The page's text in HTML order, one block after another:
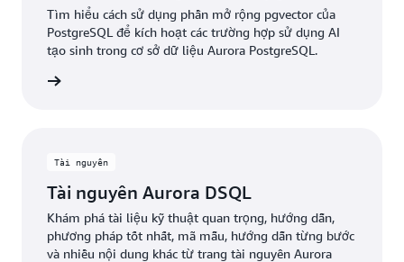
Tìm hiểu cách sử dụng phần mở rộng pgvector của
PostgreSQL để kích hoạt các trường hợp sử dụng AI
tạo sinh trong cơ sở dữ liệu Aurora PostgreSQL.
Tài nguyên
Tài nguyên Aurora DSQL
Khám phá tài liệu kỹ thuật quan trọng, hướng dẫn,
phương pháp tốt nhất, mã mẫu, hướng dẫn từng bước
và nhiều nội dung khác từ trang tài nguyên Aurora